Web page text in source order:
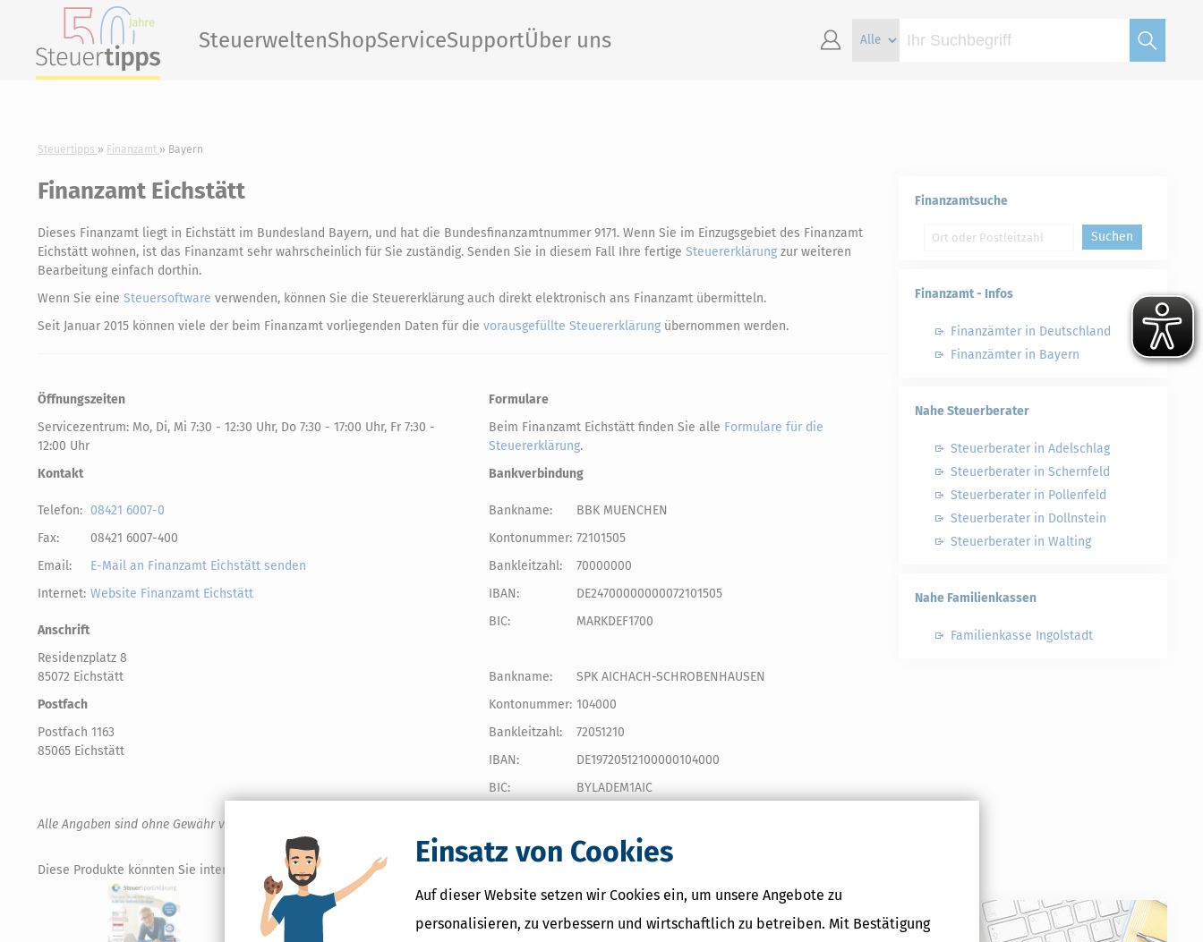
Einsatz von Cookies
Auf dieser Website setzen wir Cookies ein, um unsere Angebote zu
personalisieren, zu verbessern und wirtschaftlich zu betreiben. Mit Bestätigung
SteuerweltenShopServiceSupportÜber uns
Steuertipps Finanzamt Bayern
Finanzamt Eichstätt
Dieses Finanzamt liegt in Eichstätt im Bundesland Bayern, und hat die Bundesfinanzamtnummer 9171. Wenn Sie im Einzugsgebiet des Finanzamt
Eichstätt wohnen, ist das Finanzamt sehr wahrscheinlich für Sie zuständig. Senden Sie in diesem Fall Ihre fertige Steuererklärung zur weiteren
Bearbeitung einfach dorthin.
Wenn Sie eine Steuersoftware verwenden, können Sie die Steuererklärung auch direkt elektronisch ans Finanzamt übermitteln.
Seit Januar 2015 können viele der beim Finanzamt vorliegenden Daten für die vorausgefüllte Steuererklärung übernommen werden.
Öffnungszeiten
Servicezentrum: Mo, Di, Mi 7:30 - 12:30 Uhr, Do 7:30 - 17:00 Uhr, Fr 7:30 -
12:00 Uhr
Kontakt
Telefon: 08421 6007-0
Fax:
08421 6007-400
Email:
E-Mail an Finanzamt Eichstätt senden
Internet: Website Finanzamt Eichstätt
Anschrift
Residenzplatz 8
85072 Eichstätt
Postfach
Postfach 1163
85065 Eichstätt
Formulare
Beim Finanzamt Eichstätt finden Sie alle Formulare für die
Steuererklärung.
Bankverbindung
Bankname:
BBK MUENCHEN
Kontonummer: 72101505
Bankleitzahl:
70000000
IBAN:
DE24700000000072101505
BIC:
MARKDEF1700
Bankname:
SPK AICHACH-SCHROBENHAUSEN
Kontonummer: 104000
Bankleitzahl:
72051210
IBAN:
DE19720512100000104000
BIC:
BYLADEM1AIC
Alle Angaben sind ohne Gewähr von Richtigkeit und Vollständigkeit.
Diese Produkte könnten Sie interessieren.
Finanzamtsuche
Suchen
Finanzamt - Infos
Finanzämter in Deutschland
Finanzämter in Bayern
Nahe Steuerberater
Steuerberater in Adelschlag
Steuerberater in Schernfeld
Steuerberater in Pollenfeld
Steuerberater in Dollnstein
Steuerberater in Walting
Nahe Familienkassen
Familienkasse Ingolstadt